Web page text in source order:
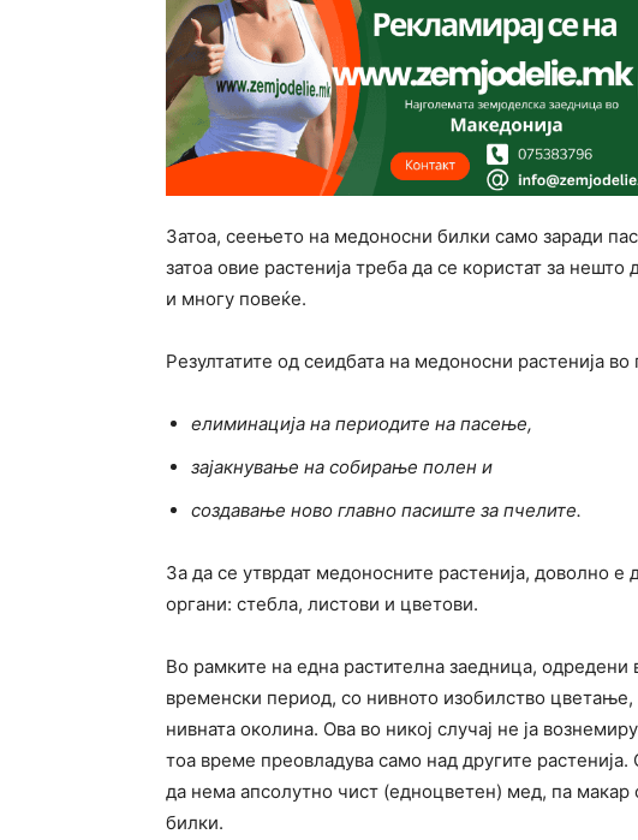
Затоа, сеењето на медоносни билки само заради
затоа овие растенија треба да се користат за
и многу повеќе.
Резултатите од сеидбата на медоносни растенија
елиминација на периодите на пасење,
зајакнување на собирање полен и
создавање ново главно пасиште за пчелите.
За да се утврдат медоносните растенија, доволно е
органи: стебла, листови и цветови.
Во рамките на една растителна заедница, одредени
временски период, со нивното изобилство
нивната околина. Ова во никој случај не ја
тоа време преовладува само над другите
да нема апсолутно чист (едноцветен) мед, па макар
билки.